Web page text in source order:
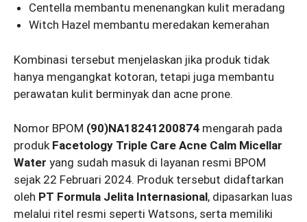
Centella membantu menenangkan kulit meradang
Witch Hazel membantu meredakan kemerahan
Kombinasi tersebut menjelaskan jika produk tidak
hanya mengangkat kotoran, tetapi juga membantu
perawatan kulit berminyak dan acne prone.
Nomor BPOM (90)NA18241200874 mengarah pada
produk Facetology Triple Care Acne Calm Micellar
Water yang sudah masuk di layanan resmi BPOM
sejak 22 Februari 2024. Produk tersebut didaftarkan
oleh PT Formula Jelita Internasional, dipasarkan luas
melalui ritel resmi seperti Watsons, serta memiliki